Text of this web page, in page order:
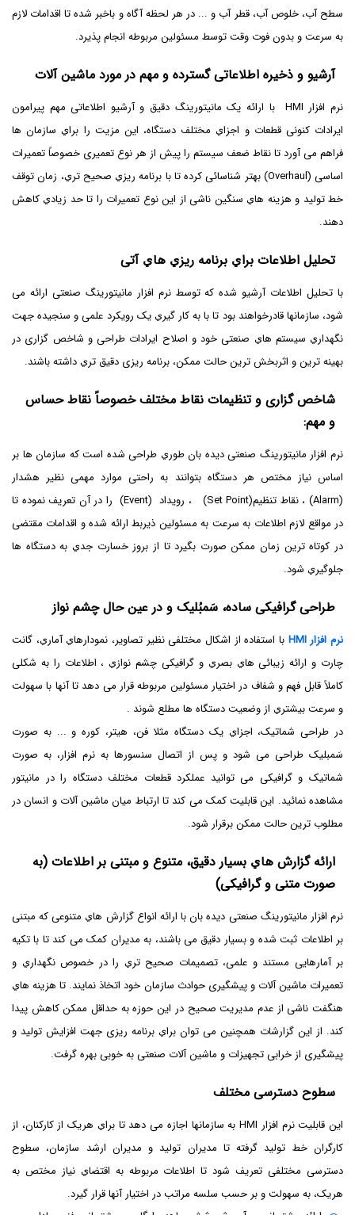
سطح آب، خلوص آب، قطر آب و ... در هر لحظه آگاه و باخبر شده تا اقدامات لازم
به سرعت و بدون فوت وقت توسط مسئولین مربوطه انجام پذیرد.
آرشیو و ذخیره اطلاعاتی گسترده و مهم در مورد ماشین آلات
نرم افزار HMI با ارائه یک مانیتورینگ دقیق و آرشیو اطلاعاتی مهم پیرامون
ایرادات کنونی قطعات و اجزاي مختلف دستگاه، این مزیت را براي سازمان ها
فراهم می آورد تا نقاط ضعف سیستم را پیش از هر نوع تعمیری خصوصاً تعمیرات
اساسی (Overhaul) بهتر شناسائی کرده تا با برنامه ریزي صحیح تري، زمان توقف
خط تولید و هزینه هاي سنگین ناشی از این نوع تعمیرات را تا حد زیادي کاهش
دهند.
تحلیل اطلاعات براي برنامه ریزي هاي آتی
با تحلیل اطلاعات آرشیو شده که توسط نرم افزار مانیتورینگ صنعتی ارائه می
شود، سازمانها قادرخواهند بود تا با به کار گیري یک رویکرد علمی و سنجیده جهت
نگهداري سیستم هاي صنعتی خود و اصلاح ایرادات طراحی و شاخص گزاری در
بهینه ترین و اثربخش ترین حالت ممکن، برنامه ریزی دقیق تري داشته باشند.
شاخص گزاری و تنظیمات نقاط مختلف خصوصاً نقاط حساس
و مهم:
نرم افزار مانیتورینگ صنعتی دیده بان طوري طراحی شده است که سازمان ها بر
اساس نیاز مختص هر دستگاه بتوانند به راحتی موارد مهمی نظیر هشدار
(Alarm) ، نقاط تنظیم(Set Point) ، رویداد (Event) را در آن تعریف نموده تا
در مواقع لازم اطلاعات به سرعت به مسئولین ذیربط ارائه شده و اقدامات مقتضی
در کوتاه ترین زمان ممکن صورت بگیرد تا از بروز خسارت جدي به دستگاه ها
جلوگیري شود.
طراحی گرافیکی ساده، سَمبُلیک و در عین حال چشم نواز
نرم افزار HMI
با استفاده از اشکال مختلفی نظیر تصاویر، نمودارهاي آماري، گانت
چارت و ارائه زیبائی هاي بصري و گرافیکی چشم نوازي ، اطلاعات را به شکلی
کاملاً قابل فهم و شفاف در اختیار مسئولین مربوطه قرار می دهد تا آنها با سهولت
و سرعت بیشتري از وضعیت دستگاه ها مطلع شوند .
در طراحی شماتیک، اجزاي یک دستگاه مثلا فن، هیتر، کوره و ... به صورت
سَمبلیک طراحی می شود و پس از اتصال سنسورها به نرم افزار، به صورت
شماتیک و گرافیکی می توانید عملکرد قطعات مختلف دستگاه را در مانیتور
مشاهده نمائید. این قابلیت کمک می کند تا ارتباط میان ماشین آلات و انسان در
مطلوب ترین حالت ممکن برقرار شود.
ارائه گزارش هاي بسیار دقیق، متنوع و مبتنی بر اطلاعات (به
صورت متنی و گرافیکی)
نرم افزار مانیتورینگ صنعتی دیده بان با ارائه انواع گزارش هاي متنوعی که مبتنی
بر اطلاعات ثبت شده و بسیار دقیق می باشند، به مدیران کمک می کند تا با تکیه
بر آمارهایی مستند و علمی، تصمیمات صحیح تري را در خصوص نگهداري و
تعمیرات ماشین آلات و پیشگیری حوادث سازمان خود اتخاذ نمایند. تا هزینه هاي
هنگفت ناشی از عدم مدیریت صحیح در این حوزه به حداقل ممکن کاهش پیدا
کند. از این گزارشات همچنین می توان براي برنامه ریزی جهت افزایش تولید و
پیشگیری از خرابی تجهیزات و ماشین آلات صنعتی به خوبی بهره گرفت.
سطوح دسترسی مختلف
این قابلیت نرم افزار HMI به سازمانها اجازه می دهد تا براي هریک از کارکنان، از
کارگران خط تولید گرفته تا مدیران تولید و مدیران ارشد سازمان، سطوح
دسترسی مختلفی تعریف شود تا اطلاعات مربوطه به اقتضاي نیاز مختص به
هریک، به سهولت و بر حسب سلسه مراتب در اختیار آنها قرار گیرد.